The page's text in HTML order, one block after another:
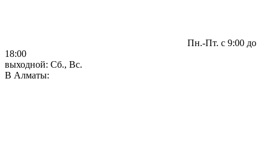
Пн.-Пт. с 9:00 до
18:00
выходной: Сб., Вс.
В Алматы: